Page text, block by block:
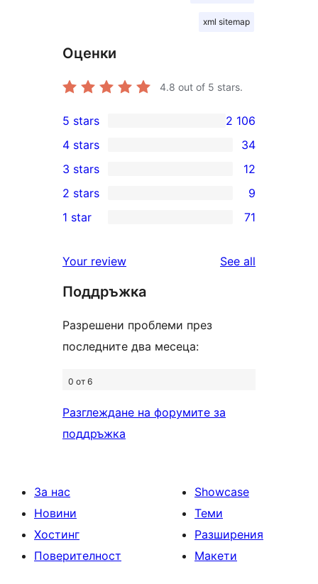
xml sitemap
Оценки
4.8 out of 5 stars.
2 106
5-
star
reviews
5 stars 2 106
34
4-
star
reviews
4 stars 34
12
3-
star
3 stars 12
2-
reviews
2 stars 9
star
reviews
1 star 71
Your review See all
Поддръжка
Разрешени проблеми през
последните два месеца:
0 от 6
Разглеждане на форумите за
поддръжка
За нас
Новини
Хостинг
Поверителност
Showcase
Теми
Разширения
Макети